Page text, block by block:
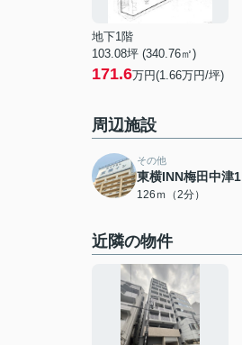
地下1階
103.08坪 (340.76㎡)
171.6万円(1.66万円/坪)
周辺施設
その他
東横INN梅田中津1
126ｍ（2分）
近隣の物件